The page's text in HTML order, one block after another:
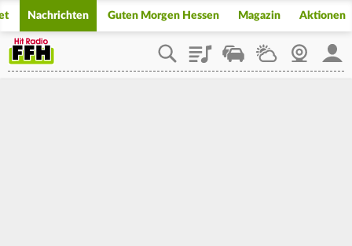
Nachrichten Guten Morgen Hessen Magazin Aktionen
PlaylistStaupilotWetterWebcam